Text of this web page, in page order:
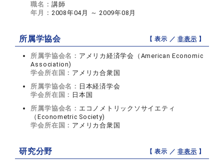
職名： 講師
年月： 2008年04月 ～ 2009年08月
所属学協会 【 表示 ／非表示 】
所属学協会名： アメリカ経済学会（American Economic
Association)
学会所在国： アメリカ合衆国
所属学協会名： 日本経済学会
学会所在国： 日本国
所属学協会名： エコノメトリックソサイエティ
（Econometric Society)
学会所在国： アメリカ合衆国
研究分野 【 表示 ／非表示 】